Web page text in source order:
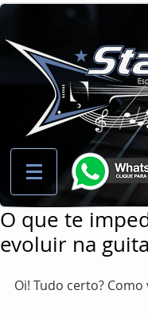
O que te
evoluir na
Oi! Tudo certo? Como